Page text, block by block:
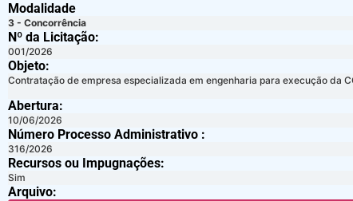
Modalidade
3 - Concorrência
Nº da Licitação: ​​
001/2026
Objeto:
Contratação de empresa especializada em engenharia para execução da
Abertura:
10/06/2026
Número Processo Administrativo :
316/2026
Recursos ou Impugnações: ​
Sim
Arquivo: